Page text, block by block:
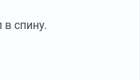
в спину.